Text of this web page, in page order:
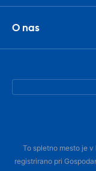
O nas
To spletno mesto je
registrirano pri